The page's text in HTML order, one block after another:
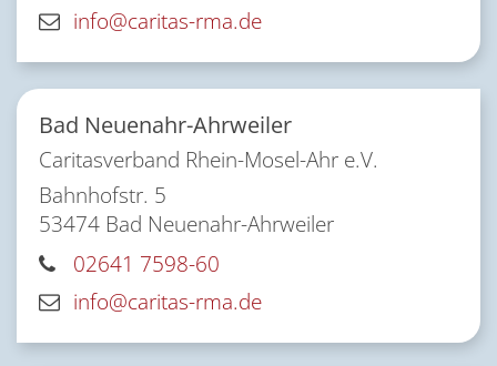
info@caritas-rma.de
Bad Neuenahr-Ahrweiler
Caritasverband Rhein-Mosel-Ahr e.V.
Bahnhofstr. 5
53474 Bad Neuenahr-Ahrweiler
02641 7598-60
info@caritas-rma.de